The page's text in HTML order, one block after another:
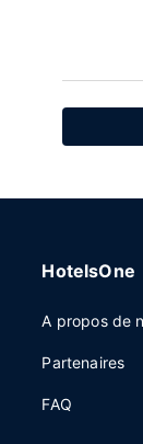
HotelsOne
A propos de
Partenaires
FAQ